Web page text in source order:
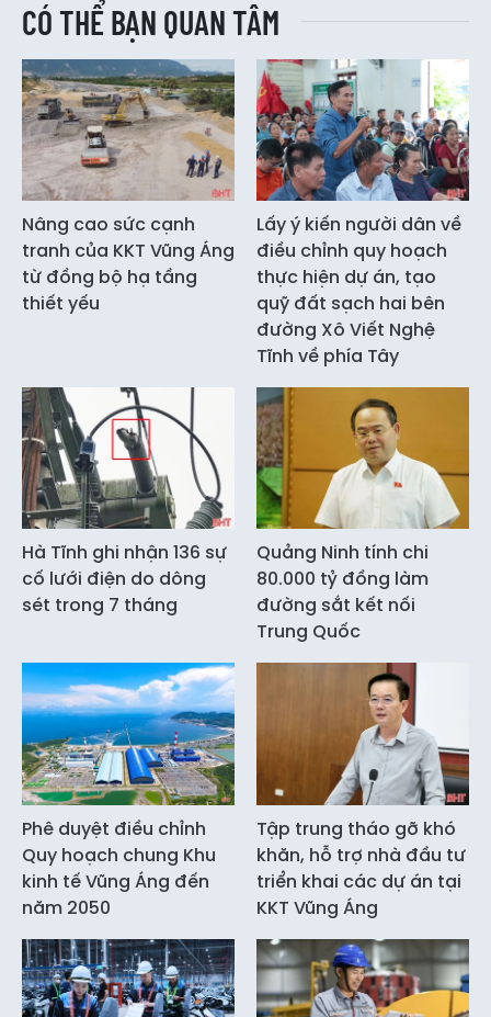
CÓ THỂ BẠN QUAN TÂM
Nâng cao sức cạnh
tranh của KKT Vũng Áng
từ đồng bộ hạ tầng
thiết yếu
Lấy ý kiến người dân về
điều chỉnh quy hoạch
thực hiện dự án, tạo
quỹ đất sạch hai bên
đường Xô Viết Nghệ
Tĩnh về phía Tây
Hà Tĩnh ghi nhận 136 sự
cố lưới điện do dông
sét trong 7 tháng
Quảng Ninh tính chi
80.000 tỷ đồng làm
đường sắt kết nối
Trung Quốc
Phê duyệt điều chỉnh
Quy hoạch chung Khu
kinh tế Vũng Áng đến
năm 2050
Tập trung tháo gỡ khó
khăn, hỗ trợ nhà đầu tư
triển khai các dự án tại
KKT Vũng Áng